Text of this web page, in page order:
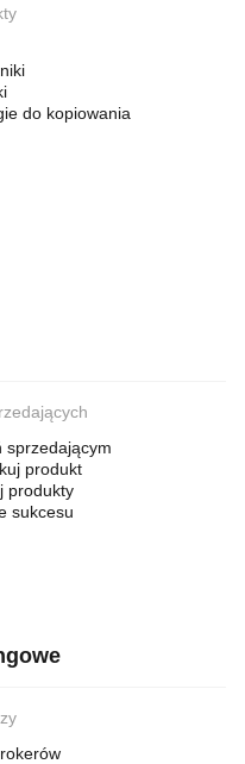
do kopiowania
sprzedającym
produkt
produkty
sukcesu